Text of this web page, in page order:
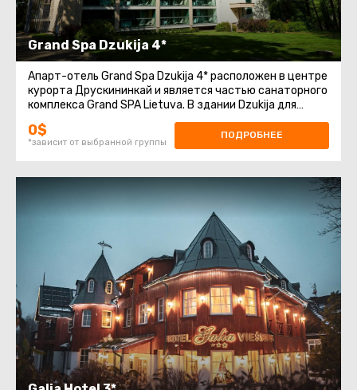
Grand Spa Dzukija 4*
Апарт-отель Grand Spa Dzukija 4* расположен в центре
курорта Друскининкай и является частью санаторного
комплекса Grand SPA Lietuva. В здании Dzukija для
гостей организованы проживание
0$
*зависит от выбранной группы
ПОДРОБНЕЕ